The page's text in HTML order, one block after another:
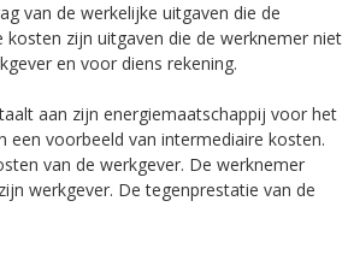
van de werkelijke uitgaven die de
zijn uitgaven die de werknemer niet
en voor diens rekening.
aan zijn energiemaatschappij voor het
een voorbeeld van intermediaire kosten.
van de werkgever. De werknemer
werkgever. De tegenprestatie van de